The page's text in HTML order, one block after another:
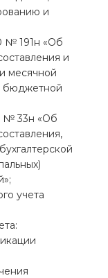
и
№ 191н «Об
и
месячной
бюджетной
№ 33н «Об
учета